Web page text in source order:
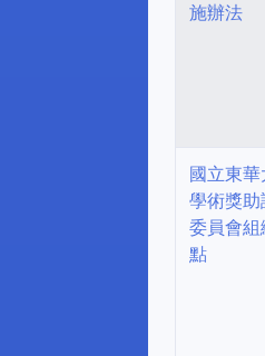
施辦法
國立東華
學術獎助
委員會組
點